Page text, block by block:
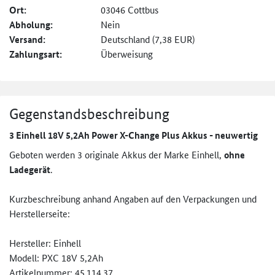
Ort: 03046 Cottbus
Abholung: Nein
Versand: Deutschland (7,38 EUR)
Zahlungsart: Überweisung
Gegenstandsbeschreibung
3 Einhell 18V 5,2Ah Power X-Change Plus Akkus - neuwertig
Geboten werden 3 originale Akkus der Marke Einhell, ohne
Ladegerät.
Kurzbeschreibung anhand Angaben auf den Verpackungen und
Herstellerseite:
Hersteller: Einhell
Modell: PXC 18V 5,2Ah
Artikelnummer: 45.114.37